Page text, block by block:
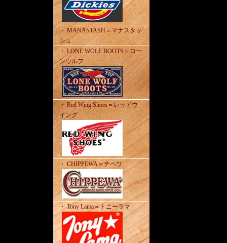
・ MANASTASH＝マナスタッ
シュ
・ LONE WOLF BOOTS＝ロー
ンウルフ
・ Red Wing Shoes＝レッドウ
イング
・ CHIPPEWA＝チペワ
・ Tony Lama＝トニーラマ